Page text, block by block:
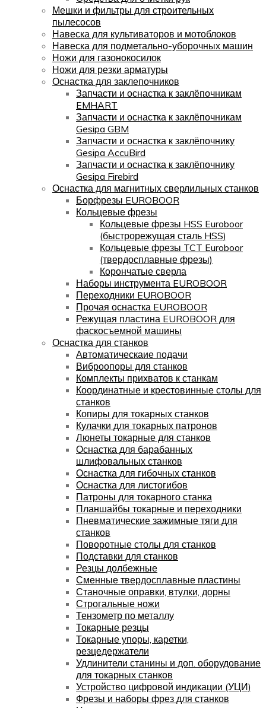
Мешки и фильтры для строительных
пылесосов
Навеска для культиваторов и мотоблоков
Навеска для подметально-уборочных машин
Ножи для газонокосилок
Ножи для резки арматуры
Оснастка для заклепочников
Запчасти и оснастка к заклёпочникам
EMHART
Запчасти и оснастка к заклёпочникам
Gesipa GBM
Запчасти и оснастка к заклёпочнику
Gesipa AccuBird
Запчасти и оснастка к заклёпочнику
Gesipa Firebird
Оснастка для магнитных сверлильных станков
Борфрезы EUROBOOR
Кольцевые фрезы
Кольцевые фрезы HSS Euroboor
(быстрорежущая сталь HSS)
Кольцевые фрезы TCT Euroboor
(твердосплавные фрезы)
Корончатые сверла
Наборы инструмента EUROBOOR
Переходники EUROBOOR
Прочая оснастка EUROBOOR
Режущая пластина EUROBOOR для
фаскосъемной машины
Оснастка для станков
Автоматическаие подачи
Виброопоры для станков
Комплекты прихватов к станкам
Координатные и крестовинные столы для
станков
Копиры для токарных станков
Кулачки для токарных патронов
Люнеты токарные для станков
Оснастка для барабанных
шлифовальных станков
Оснастка для гибочных станков
Оснастка для листогибов
Патроны для токарного станка
Планшайбы токарные и переходники
Пневматические зажимные тяги для
станков
Поворотные столы для станков
Подставки для станков
Резцы долбежные
Сменные твердосплавные пластины
Станочные оправки, втулки, дорны
Строгальные ножи
Тензометр по металлу
Токарные резцы
Токарные упоры, каретки,
резцедержатели
Удлинители станины и доп. оборудование
для токарных станков
Устройство цифровой индикации (УЦИ)
Фрезы и наборы фрез для станков